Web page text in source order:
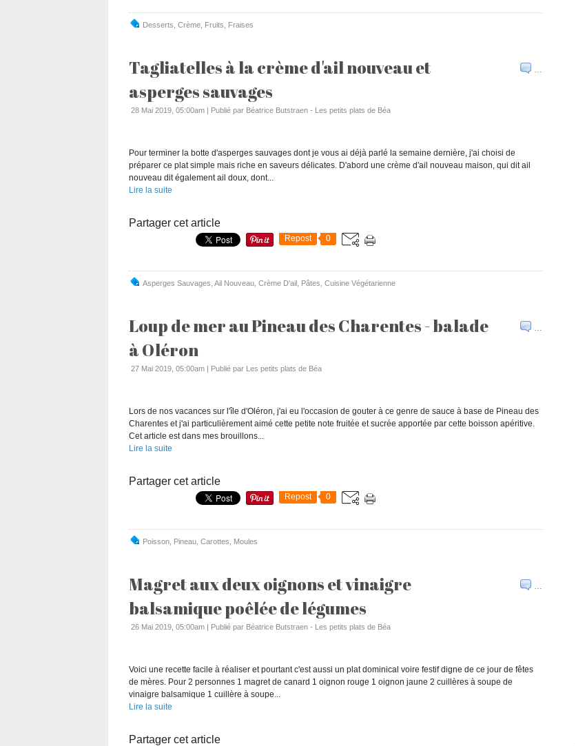
Desserts Crème Fruits Fraises
…
Tagliatelles à la crème d'ail nouveau et
asperges sauvages
28 Mai 2019, 05:00am | Publié par Béatrice Butstraen - Les petits plats de Béa
Pour terminer la botte d'asperges sauvages dont je vous ai déjà parlé la semaine dernière, j'ai choisi de
préparer ce plat simple mais riche en saveurs délicates. D'abord une crème d'ail nouveau maison, qui dit ail
nouveau dit également ail doux, dont...
Lire la suite
Partager cet article
Repost 0
Asperges Sauvages Ail Nouveau Crème D'ail Pâtes Cuisine Végétarienne
…
Loup de mer au Pineau des Charentes - balade
à Oléron
27 Mai 2019, 05:00am | Publié par Les petits plats de Béa
Lors de nos vacances sur l'île d'Oléron, j'ai eu l'occasion de gouter à ce genre de sauce à base de Pineau des
Charentes et j'ai particulièrement aimé cette petite note fruitée et sucrée apportée par cette boisson apéritive.
Cet article est dans mes brouillons...
Lire la suite
Partager cet article
Repost 0
Poisson Pineau Carottes Moules
…
Magret aux deux oignons et vinaigre
balsamique poêlée de légumes
26 Mai 2019, 05:00am | Publié par Béatrice Butstraen - Les petits plats de Béa
Voici une recette facile à réaliser et pourtant c'est aussi un plat dominical voire festif digne de ce jour de fêtes
de mères. Pour 2 personnes 1 magret de canard 1 oignon rouge 1 oignon jaune 2 cuillères à soupe de
vinaigre balsamique 1 cuillère à soupe...
Lire la suite
Partager cet article